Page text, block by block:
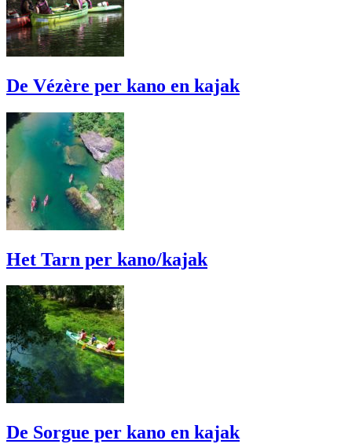
De Vézère per kano en kajak
Het Tarn per kano/kajak
De Sorgue per kano en kajak